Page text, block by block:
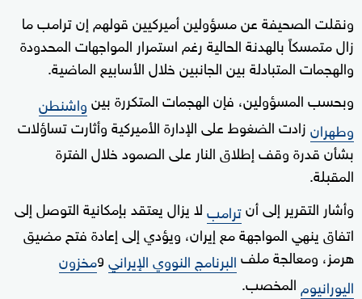
ونقلت الصحيفة عن مسؤولين أميركيين قولهم إن ترامب ما
زال متمسكاً بالهدنة الحالية رغم استمرار المواجهات المحدودة
والهجمات المتبادلة بين الجانبين خلال الأسابيع الماضية.
وبحسب المسؤولين، فإن الهجمات المتكررة بينواشنطن
وطهرانزادت الضغوط على الإدارة الأميركية وأثارت تساؤلات
بشأن قدرة وقف إطلاق النار على الصمود خلال الفترة
المقبلة.
وأشار التقرير إلى أنترامبلا يزال يعتقد بإمكانية التوصل إلى
اتفاق ينهي المواجهة مع إيران، ويؤدي إلى إعادة فتح مضيق
هرمز، ومعالجة ملفالبرنامج النووي الإيرانيومخزون
اليورانيوم المخصب.